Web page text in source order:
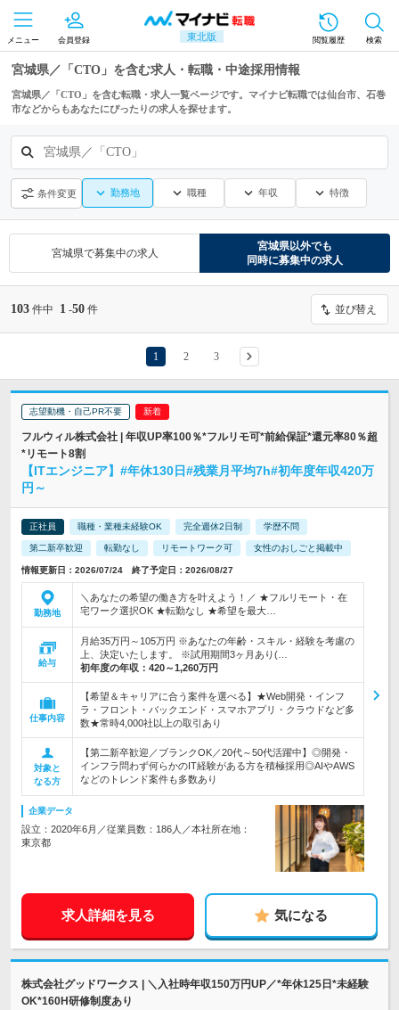
東北版
メニュー 会員登録 閲覧履歴 検索
宮城県／「CTO」を含む求人・転職・中途採用情報
宮城県／「CTO」を含む転職・求人一覧ページです。マイナビ転職では仙台市、石巻
市などからもあなたにぴったりの求人を探せます。
宮城県／「CTO」
条件変更 勤務地 職種 年収 特徴
宮城県で募集中の求人
宮城県以外でも
同時に募集中の求人
103 件中 1 -50 件 並び替え
1 2 3
志望動機・自己PR不要
フルウィル株式会社 | 年収UP率100％*フルリモ可*前給保証*還元率80％超
*リモート8割
【ITエンジニア】#年休130日#残業月平均7h#初年度年収420万
円～
正社員 職種・業種未経験OK 完全週休2日制 学歴不問
第二新卒歓迎 転勤なし リモートワーク可 女性のおしごと掲載中
情報更新日：2026/07/24 終了予定日：2026/08/27
勤務地
＼あなたの希望の働き方を叶えよう！／ ★フルリモート・在
宅ワーク選択OK ★転勤なし ★希望を最大…
給与
月給35万円～105万円 ※あなたの年齢・スキル・経験を考慮の
上、決定いたします。 ※試用期間3ヶ月あり(…
初年度の年収： 420～1,260万円
仕事内容
【希望＆キャリアに合う案件を選べる】★Web開発・インフ
ラ・フロント・バックエンド・スマホアプリ・クラウドなど多
数★常時4,000社以上の取引あり
対象と
なる方
【第二新卒歓迎／ブランクOK／20代～50代活躍中】◎開発・
インフラ問わず何らかのIT経験がある方を積極採用◎AIやAWS
などのトレンド案件も多数あり
企業データ
設立：2020年6月／従業員数：186人／本社所在地：
東京都
求人詳細を見る 気になる
株式会社グッドワークス | ＼入社時年収150万円UP／*年休125日*未経験
OK*160H研修制度あり